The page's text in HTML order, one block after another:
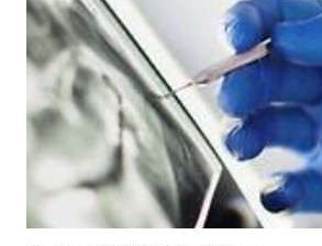
의사와 상담하여 적절한 치료 방법을 찾는 것이 중요합
상은 무엇인가요?무릎 관절염의 주요한 증상으로는 무
동 시 통증 증가, 관..